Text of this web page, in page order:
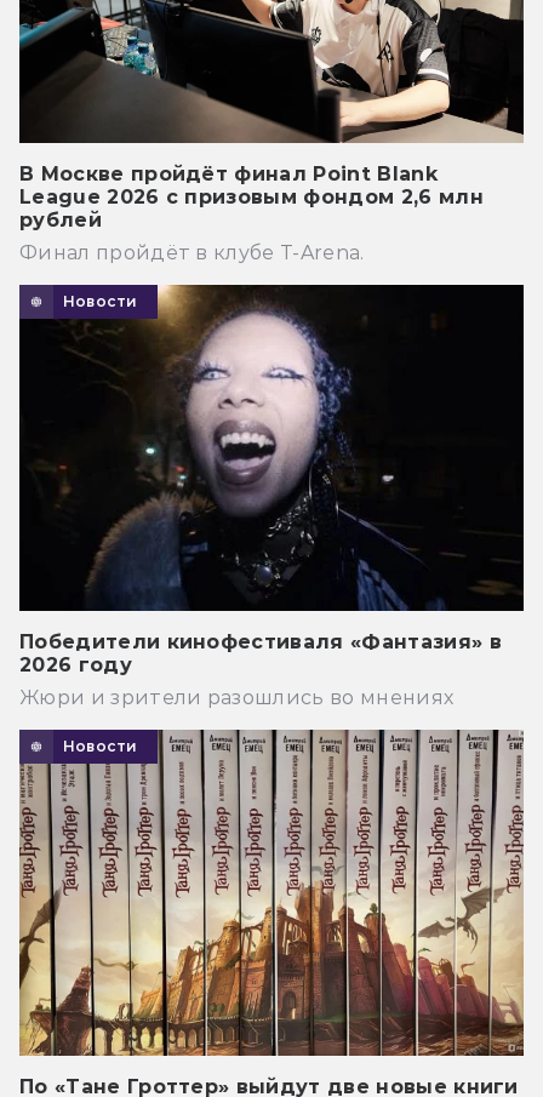
В Москве пройдёт финал Point Blank
League 2026 с призовым фондом 2,6 млн
рублей
Финал пройдёт в клубе T-Arena.
Новости
Победители кинофестиваля «Фантазия» в
2026 году
Жюри и зрители разошлись во мнениях
Новости
По «Тане Гроттер» выйдут две новые книги